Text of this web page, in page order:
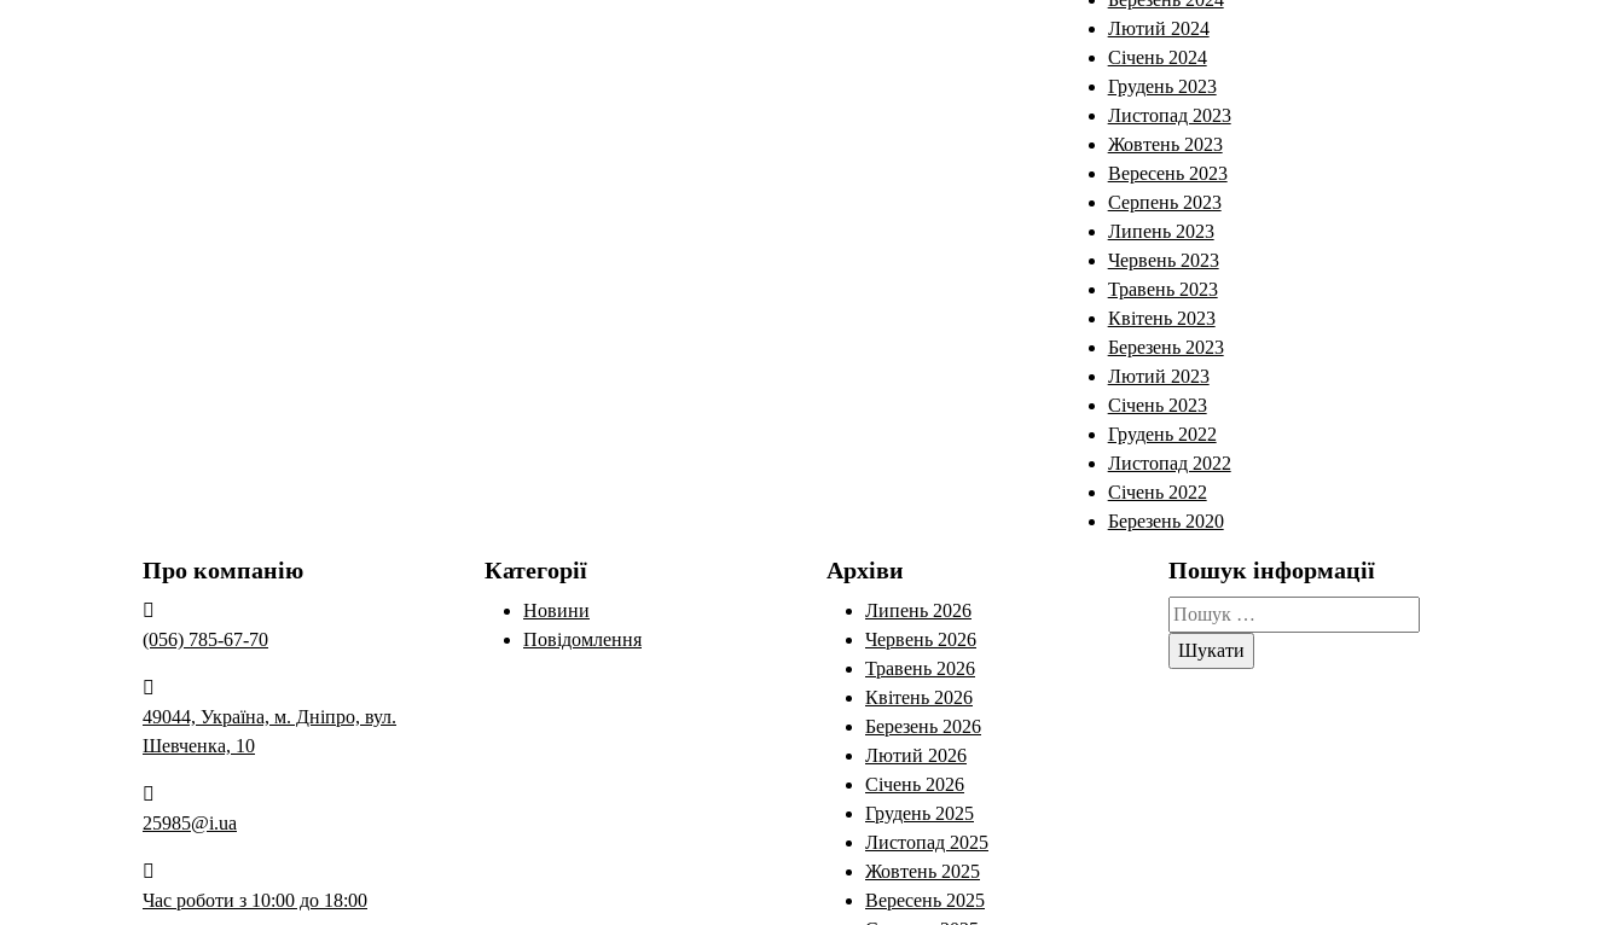
Лютий 2024
Січень 2024
Грудень 2023
Листопад 2023
Жовтень 2023
Вересень 2023
Серпень 2023
Липень 2023
Червень 2023
Травень 2023
Квітень 2023
Березень 2023
Лютий 2023
Січень 2023
Грудень 2022
Листопад 2022
Січень 2022
Березень 2020
Про компанію
(056) 785-67-70
49044, Україна, м. Дніпро, вул.
Шевченка, 10
25985@i.ua
Час роботи з 10:00 до 18:00
Категорії
Новини
Повідомлення
Архіви
Липень 2026
Червень 2026
Травень 2026
Квітень 2026
Березень 2026
Лютий 2026
Січень 2026
Грудень 2025
Листопад 2025
Жовтень 2025
Вересень 2025
Пошук інформації
Пошук: